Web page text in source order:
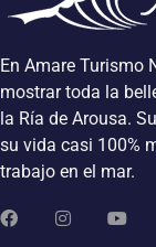
En Amare Turismo
mostrar toda la
la Ría de Arousa.
su vida casi 100%
trabajo en el mar.